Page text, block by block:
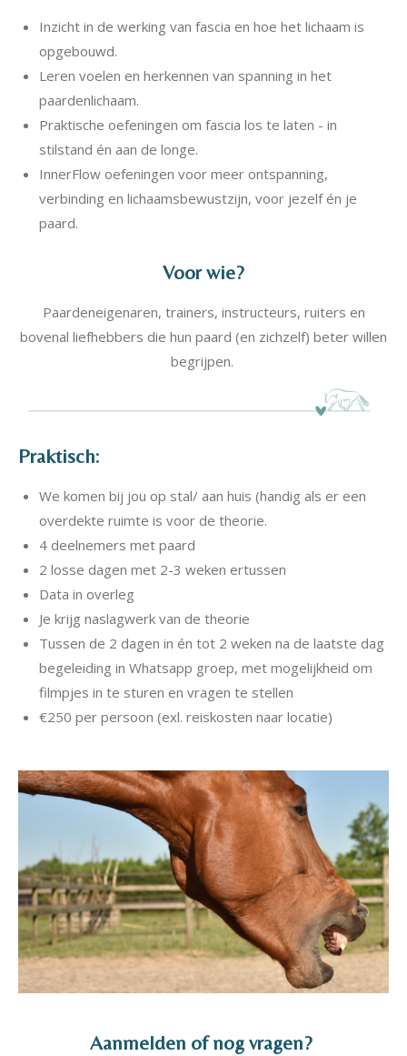
Inzicht in de werking van fascia en hoe het lichaam is
opgebouwd.
Leren voelen en herkennen van spanning in het
paardenlichaam.
Praktische oefeningen om fascia los te laten - in
stilstand én aan de longe.
InnerFlow oefeningen voor meer ontspanning,
verbinding en lichaamsbewustzijn, voor jezelf én je
paard.
Voor wie?
Paardeneigenaren, trainers, instructeurs, ruiters en
bovenal liefhebbers die hun paard (en zichzelf) beter willen
begrijpen.
Praktisch:
We komen bij jou op stal/ aan huis (handig als er een
overdekte ruimte is voor de theorie.
4 deelnemers met paard
2 losse dagen met 2-3 weken ertussen
Data in overleg
Je krijg naslagwerk van de theorie
Tussen de 2 dagen in én tot 2 weken na de laatste dag
begeleiding in Whatsapp groep, met mogelijkheid om
filmpjes in te sturen en vragen te stellen
€250 per persoon (exl. reiskosten naar locatie)
Aanmelden of nog vragen?